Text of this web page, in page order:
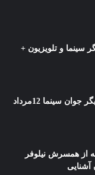
سینما و تلویزیون +
درگذشت مریم همتیان بازیگر جوان سینما 12مرداد
از همسرش نیلوفر
آشنایی